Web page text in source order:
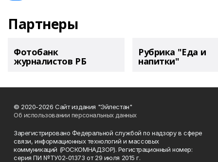
Партнеры
Фотобанк
журналистов РБ
Рубрика "Еда и
напитки"
© 2020-2026 Сайт издания "Эйлестан"
Об использовании персональных данных
Зарегистрировано Федеральной службой по надзору в сфере
связи, информационных технологий и массовых
коммуникаций (РОСКОМНАДЗОР). Регистрационный номер:
серия ПИ №ТУ02-01373 от 29 июля 2015 г.